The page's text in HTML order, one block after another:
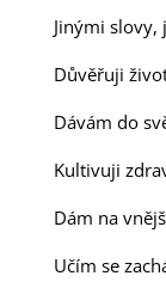
Jinými
Důvěřuji
Dávám do
Kultivuji
Dám na
Učím se